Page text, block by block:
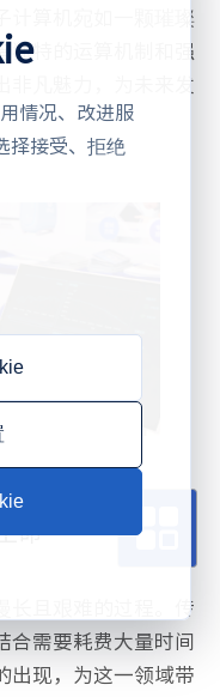
计算机宛如一颗璀璨
独特的运算机制和强
非凡魅力，为未来发
命
长且艰难的过程。传
合需要耗费大量时间
出现，为这一领域带
情况、改进服
择接受、拒绝